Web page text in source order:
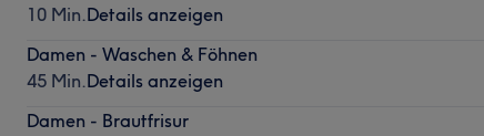
10 Min.Details anzeigen
Damen - Waschen & Föhnen
45 Min.Details anzeigen
Damen - Brautfrisur